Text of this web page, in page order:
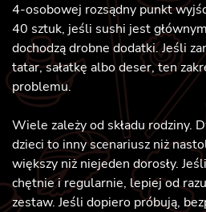
4-osobowej rozsądny punkt
40 sztuk, jeśli sushi jest
dochodzą drobne dodatki. Jeśli
tatar, sałatkę albo deser, ten
problemu.
Wiele zależy od składu rodziny.
dzieci to inny scenariusz niż
większy niż niejeden dorosły.
chętnie i regularnie, lepiej od
zestaw. Jeśli dopiero próbują,